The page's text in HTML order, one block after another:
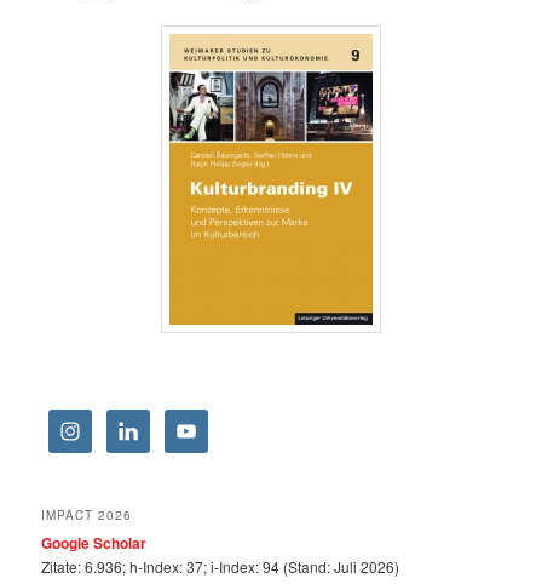
IMPACT 2026
Google Scholar
Zitate: 6.936; h-Index: 37; i-Index: 94 (Stand: Juli 2026)